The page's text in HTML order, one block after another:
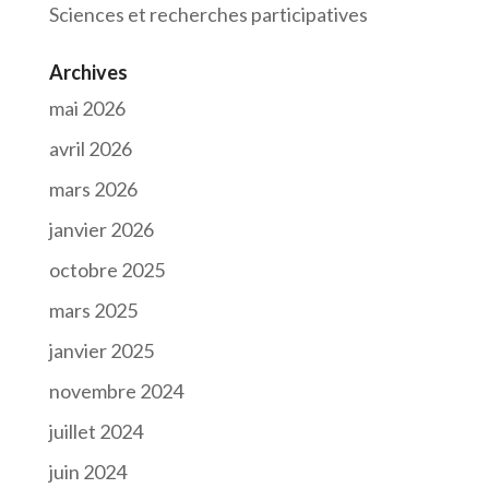
Sciences et recherches participatives
Archives
mai 2026
avril 2026
mars 2026
janvier 2026
octobre 2025
mars 2025
janvier 2025
novembre 2024
juillet 2024
juin 2024